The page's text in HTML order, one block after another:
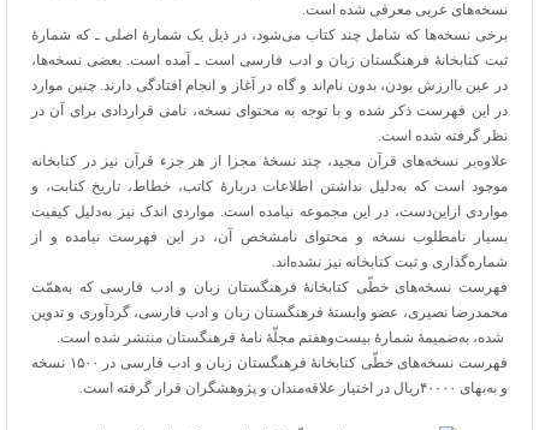
نسخه‌های عربی معرفی شده‌ است.
برخی نسخه‌ها که شامل چند کتاب می‌شود، در ذیل یک شمارۀ اصلی ـ که شمارۀ
ثبت کتابخانۀ فرهنگستان زبان و ادب فارسی است ـ آمده ‌است. بعضی نسخه‌ها،
در عین باارزش بودن، بدون نام‌اند و گاه در آغاز و انجام افتادگی دارند. چنین موارد
در این فهرست ذکر شده و با توجه ‌به محتوای نسخه، نامی قراردادی برای آن در
نظر گرفته شده ‌است.
علاوه‌بر نسخه‌های قرآن مجید، چند نسخۀ مجزا از هر جزء قرآن نیز در کتابخانه
موجود است که به‌دلیل نداشتن اطلاعات دربارۀ کاتب، خطاط، تاریخ کتابت، و
مواردی ازاین‌دست، در این مجموعه نیامده ‌است. مواردی اندک نیز به‌دلیل کیفیت
بسیار نامطلوب نسخه و محتوای نامشخص آن، در این فهرست نیامده و از
شماره‌گذاری و ثبت کتابخانه نیز نشده‌اند.
فهرست نسخه‌های خطّی کتابخانۀ فرهنگستان زبان و ادب فارسی که به‌همّت
محمدرضا نصیری، عضو وابستۀ فرهنگستان زبان و ادب فارسی، گردآوری و تدوین
شده، به‌ضمیمۀ شمارۀ بیست‌وهفتم مجلّۀ نامۀ فرهنگستان منتشر شده است.
فهرست نسخه‌های خطّی کتابخانۀ فرهنگستان زبان و ادب فارسی در ۱۵۰۰ نسخه
و به‌بهای ۴۰۰۰۰ریال در اختیار علاقه‌مندان و پژوهشگران قرار گرفته ‌است.